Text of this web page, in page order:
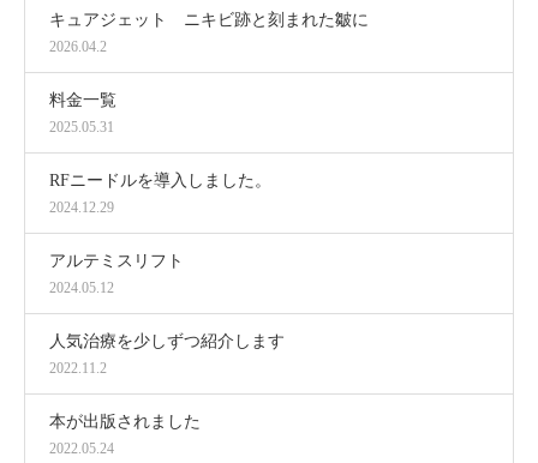
キュアジェット ニキビ跡と刻まれた皺に
2026.04.2
料金一覧
2025.05.31
RFニードルを導入しました。
2024.12.29
アルテミスリフト
2024.05.12
人気治療を少しずつ紹介します
2022.11.2
本が出版されました
2022.05.24